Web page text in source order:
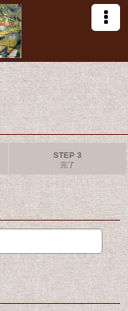
STEP 3
完了